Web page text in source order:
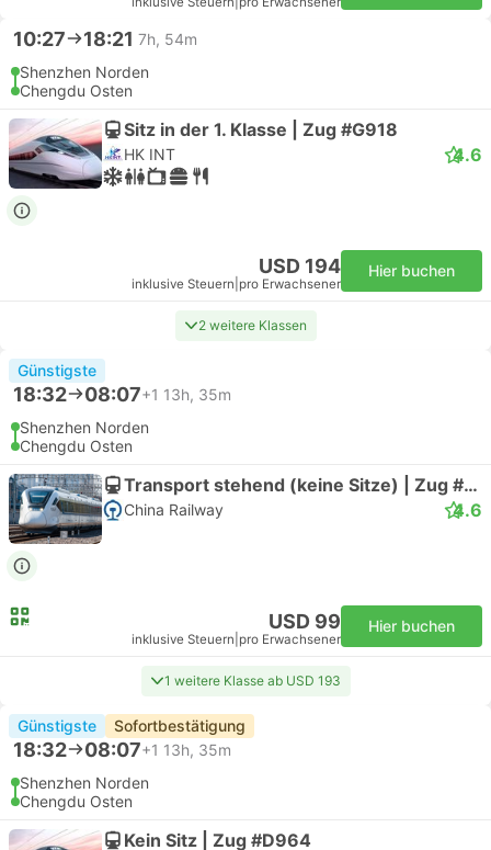
10:27 18:21 7h, 54m
Shenzhen Norden
Chengdu Osten
Sitz in der 1. Klasse | Zug #G918
HK INT 4.6
USD 194
inklusive Steuern pro Erwachsener
Hier buchen
2 weitere Klassen
Günstigste
18:32 08:07+1 13h, 35m
Shenzhen Norden
Chengdu Osten
Transport stehend (keine Sitze) | Zug #D964
China Railway 4.6
USD 99
inklusive Steuern pro Erwachsener
Hier buchen
1 weitere Klasse ab USD 193
Günstigste Sofortbestätigung
18:32 08:07+1 13h, 35m
Shenzhen Norden
Chengdu Osten
Kein Sitz | Zug #D964